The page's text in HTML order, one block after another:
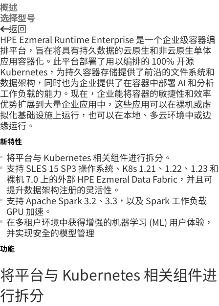
概述
选择型号
返回
HPE Ezmeral Runtime Enterprise 是一个企业级容器编
排平台，旨在将具有持久数据的云原生和非云原生单体
应用容器化。此平台部署了用以编排的 100% 开源
Kubernetes，为持久容器存储提供了前沿的文件系统和
数据架构，同时也为企业提供了在容器中部署 AI 和分析
工作负载的能力。现在，企业能将容器的敏捷性和效率
优势扩展到大量企业应用中，这些应用可以在裸机或虚
拟化基础设施上运行，也可以在本地、多云环境中或边
缘运行。
新特性
将平台与 Kubernetes 相关组件进行拆分。
支持 SLES 15 SP3 操作系统、K8s 1.21、1.22、1.23 和
裸机 7.0 上的外部 HPE Ezmeral Data Fabric，并且可
提升数据架构注册的灵活性。
支持 Apache Spark 3.2、3.3，以及 Spark 工作负载
GPU 加速。
在多租户环境中获得增强的机器学习 (ML) 用户体验，
并实现安全的模型管理
功能
将平台与 Kubernetes 相关组件进
行拆分